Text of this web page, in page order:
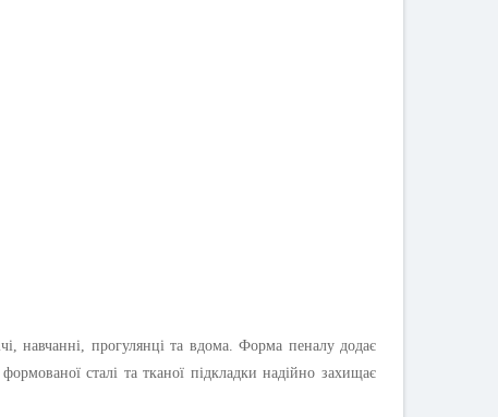
навчанні, прогулянці та вдома. Форма пеналу додає
сталі та тканої підкладки надійно захищає